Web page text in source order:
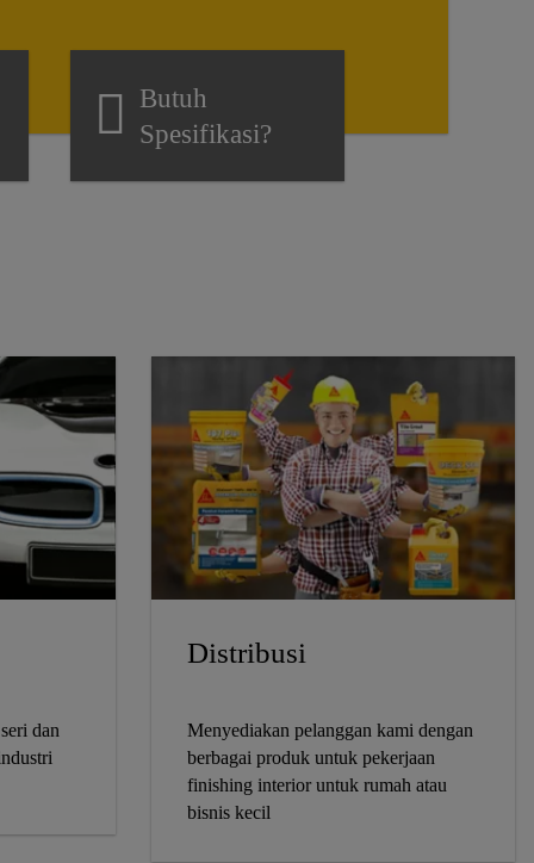
Butuh
Spesifikasi?
dan
Distribusi
Menyediakan pelanggan kami dengan
berbagai produk untuk pekerjaan
finishing interior untuk rumah atau
bisnis kecil